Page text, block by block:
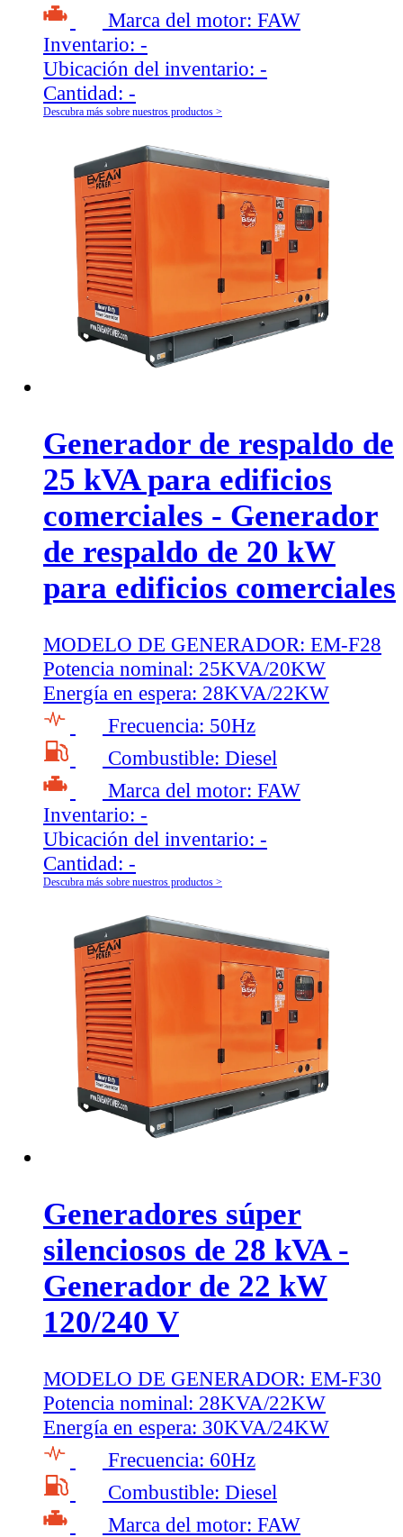
Marca del motor: FAW
Inventario: -
Ubicación del inventario: -
Cantidad: -
Descubra más sobre nuestros productos >
Generador de respaldo de
25 kVA para edificios
comerciales - Generador
de respaldo de 20 kW
para edificios comerciales
MODELO DE GENERADOR: EM-F28
Potencia nominal: 25KVA/20KW
Energía en espera: 28KVA/22KW
Frecuencia: 50Hz
Combustible: Diesel
Marca del motor: FAW
Inventario: -
Ubicación del inventario: -
Cantidad: -
Descubra más sobre nuestros productos >
Generadores súper
silenciosos de 28 kVA -
Generador de 22 kW
120/240 V
MODELO DE GENERADOR: EM-F30
Potencia nominal: 28KVA/22KW
Energía en espera: 30KVA/24KW
Frecuencia: 60Hz
Combustible: Diesel
Marca del motor: FAW